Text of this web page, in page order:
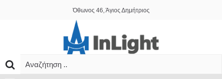
Όθωνος 46, Άγιος Δημήτριος